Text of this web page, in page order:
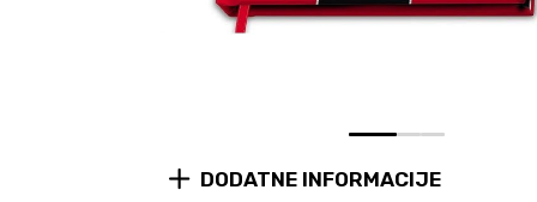
0 1 2
DODATNE INFORMACIJE